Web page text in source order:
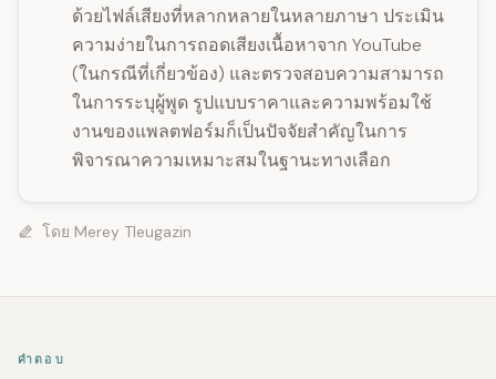
ด้วยไฟล์เสียงที่หลากหลายในหลายภาษา ประเมิน
ความง่ายในการถอดเสียงเนื้อหาจาก YouTube
(ในกรณีที่เกี่ยวข้อง) และตรวจสอบความสามารถ
ในการระบุผู้พูด รูปแบบราคาและความพร้อมใช้
งานของแพลตฟอร์มก็เป็นปัจจัยสำคัญในการ
พิจารณาความเหมาะสมในฐานะทางเลือก
โดย Merey Tleugazin
คำตอบ